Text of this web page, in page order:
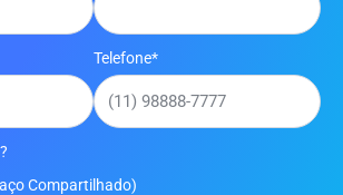
Telefone*
Compartilhado)